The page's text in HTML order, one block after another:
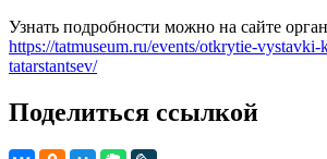
Узнать подробности можно на сайте
https://tatmuseum.ru/events/otkrytie-
tatarstantsev/
Поделиться ссылкой